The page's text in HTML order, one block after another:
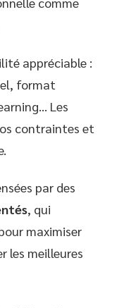
appréciable :
format
Les
contraintes et
par des
, qui
maximiser
les meilleures